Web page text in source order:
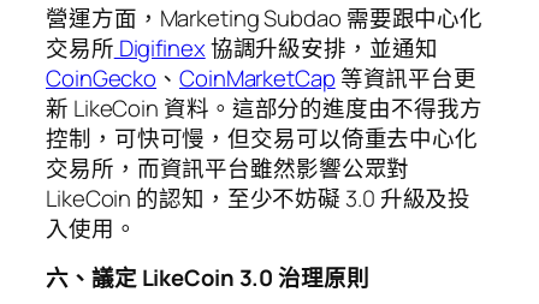
營運方面，Marketing Subdao 需要跟中心化
交易所 Digifinex協調升級安排，並通知
CoinGecko 、CoinMarketCap 等資訊平台更
新 LikeCoin 資料。這部分的進度由不得我方
控制，可快可慢，但交易可以倚重去中心化
交易所，而資訊平台雖然影響公眾對
LikeCoin 的認知，至少不妨礙 3.0 升級及投
入使用。
六、議定 LikeCoin 3.0 治理原則